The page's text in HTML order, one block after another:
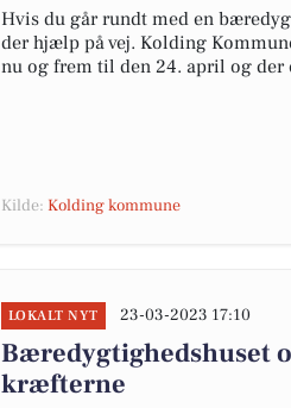
Hvis du går rundt med en
der hjælp på vej. Kolding
nu og frem til den 24. april og
Kilde: Kolding kommune
LOKALT NYT 23-03-2023 17:10
Bæredygtighedshuset
kræfterne